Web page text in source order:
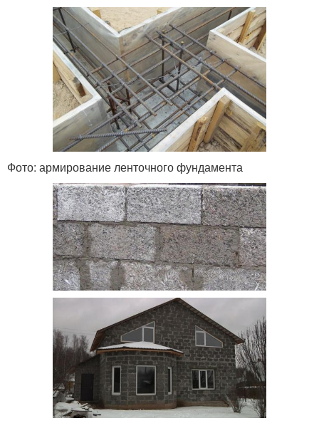
Фото: армирование ленточного фундамента